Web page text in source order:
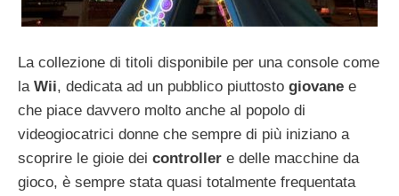
La collezione di titoli disponibile per una console come
la Wii, dedicata ad un pubblico piuttosto giovane e
che piace davvero molto anche al popolo di
videogiocatrici donne che sempre di più iniziano a
scoprire le gioie dei controller e delle macchine da
gioco, è sempre stata quasi totalmente frequentata